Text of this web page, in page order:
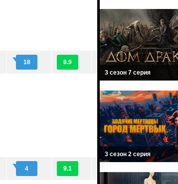
18 8.9
4 9.1
3 сезон 7 серия
3 сезон 2 серия